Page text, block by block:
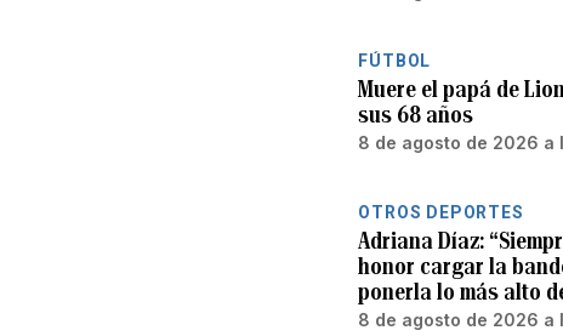
FÚTBOL
Muere el papá de
sus 68 años
8 de agosto de 2026 a
OTROS DEPORTES
Adriana Díaz:
honor cargar la
ponerla lo más alto
8 de agosto de 2026 a